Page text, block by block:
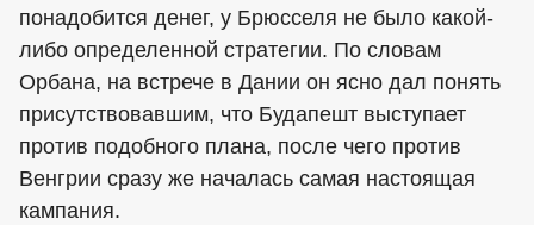
понадобится денег, у Брюсселя не было какой-
либо определенной стратегии. По словам
Орбана, на встрече в Дании он ясно дал понять
присутствовавшим, что Будапешт выступает
против подобного плана, после чего против
Венгрии сразу же началась самая настоящая
кампания.